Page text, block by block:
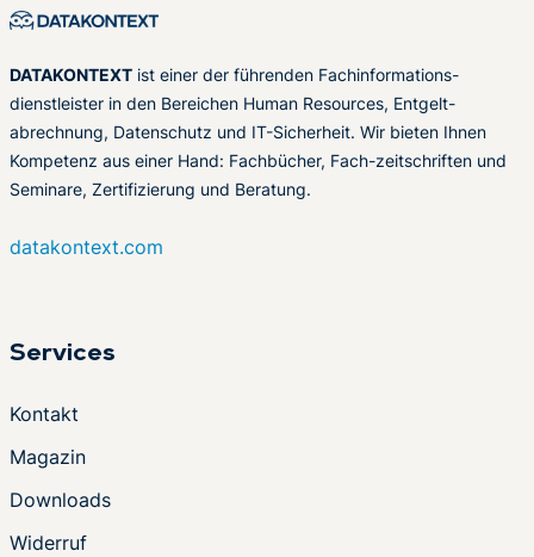
DATAKONTEXT ist einer der führenden Fachinformations-
dienstleister in den Bereichen Human Resources, Entgelt-
abrechnung, Datenschutz und IT-Sicherheit. Wir bieten Ihnen
Kompetenz aus einer Hand: Fachbücher, Fach-zeitschriften und
Seminare, Zertifizierung und Beratung.
datakontext.com
Services
Kontakt
Magazin
Downloads
Widerruf